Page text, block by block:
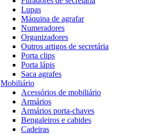
Lupas
Máquina de agrafar
Numeradores
Organizadores
Outros artigos de secretária
Porta clips
Porta lápis
Saca agrafes
Mobiliário
Acessórios de mobiliário
Armários
Armários porta-chaves
Bengaleiros e cabides
Cadeiras